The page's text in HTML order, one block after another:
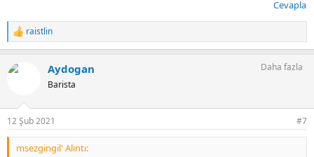
Cevapla
T
e
k
:
raistlin
Aydogan
Barista
Daha fazla
12 Şub 2021 #7
msezgingil' Alıntı: